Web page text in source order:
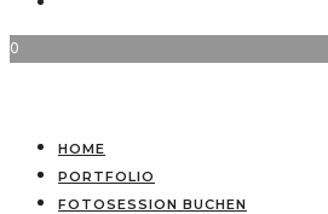
0
HOME
PORTFOLIO
FOTOSESSION BUCHEN